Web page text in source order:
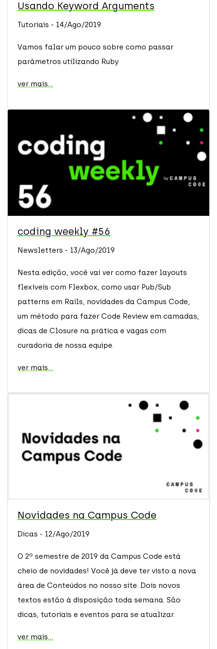
Usando Keyword Arguments
Tutoriais - 14/Ago/2019
Vamos falar um pouco sobre como passar
parâmetros utilizando Ruby
ver mais...
coding weekly #56
Newsletters - 13/Ago/2019
Nesta edição, você vai ver como fazer layouts
flexíveis com Flexbox, como usar Pub/Sub
patterns em Rails, novidades da Campus Code,
um método para fazer Code Review em camadas,
dicas de Closure na prática e vagas com
curadoria de nossa equipe.
ver mais...
Novidades na Campus Code
Dicas - 12/Ago/2019
O 2º semestre de 2019 da Campus Code está
cheio de novidades! Você já deve ter visto a nova
área de Conteúdos no nosso site. Dois novos
textos estão à disposição toda semana. São
dicas, tutoriais e eventos para se atualizar.
ver mais...